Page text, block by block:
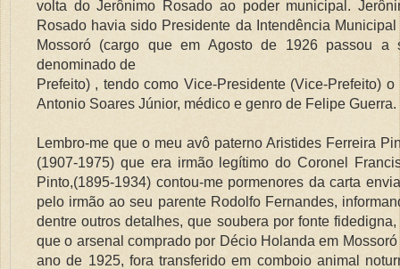
volta do Jerônimo Rosado ao poder municipal.
Rosado havia sido Presidente da Intendência Municipal
Mossoró (cargo que em Agosto de 1926 passou a
denominado de
Prefeito) , tendo como Vice-Presidente (Vice-Prefeito) o
Antonio Soares Júnior, médico e genro de Felipe Guerra.
Lembro-me que o meu avô paterno Aristides Ferreira
(1907-1975) que era irmão legítimo do Coronel
Pinto,(1895-1934) contou-me pormenores da carta
pelo irmão ao seu parente Rodolfo Fernandes,
dentre outros detalhes, que soubera por fonte fidedigna,
que o arsenal comprado por Décio Holanda em Mossoró
ano de 1925, fora transferido em comboio animal